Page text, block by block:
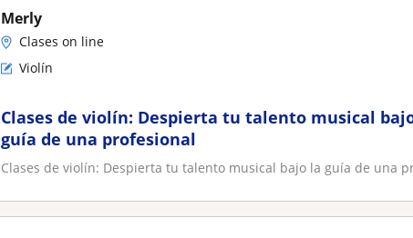
Merly
Clases on line
Violín
Clases de violín: Despierta tu talento musical
guía de una profesional
Clases de violín: Despierta tu talento musical bajo la guía de una